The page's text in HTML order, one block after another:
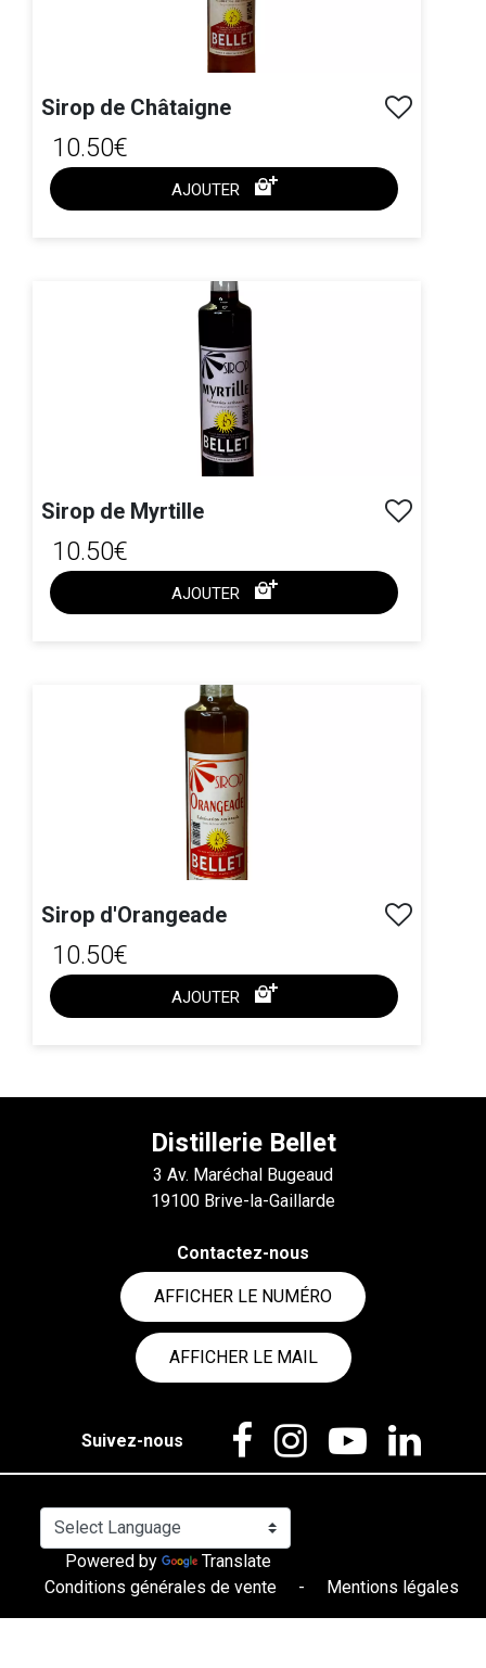
Sirop de Châtaigne
10.50€
AJOUTER
ACHAT EXPRESS
Sirop de Myrtille
10.50€
AJOUTER
ACHAT EXPRESS
Sirop d'Orangeade
10.50€
AJOUTER
Distillerie Bellet
3 Av. Maréchal Bugeaud
19100 Brive-la-Gaillarde
Contactez-nous
AFFICHER LE NUMÉRO
AFFICHER LE MAIL
Suivez-nous
Powered by
Translate
Conditions générales de vente
- Mentions légales